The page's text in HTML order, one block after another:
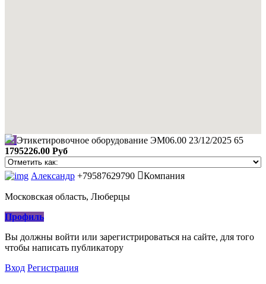
Этикетировочное оборудование ЭМ06.00 23/12/2025 65
1795226.00 Руб
Александр +79587629790 Компания
Московская область, Люберцы
Профиль
Вы должны войти или зарегистрироваться на сайте, для того
чтобы написать публикатору
Вход Регистрация